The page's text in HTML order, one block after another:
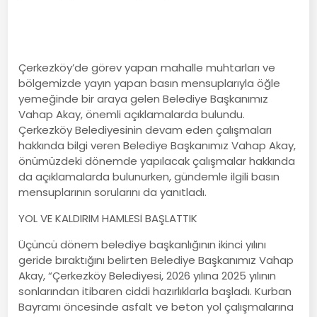
Çerkezköy’de görev yapan mahalle muhtarları ve
bölgemizde yayın yapan basın mensuplarıyla öğle
yemeğinde bir araya gelen Belediye Başkanımız
Vahap Akay, önemli açıklamalarda bulundu.
Çerkezköy Belediyesinin devam eden çalışmaları
hakkında bilgi veren Belediye Başkanımız Vahap Akay,
önümüzdeki dönemde yapılacak çalışmalar hakkında
da açıklamalarda bulunurken, gündemle ilgili basın
mensuplarının sorularını da yanıtladı.
YOL VE KALDIRIM HAMLESİ BAŞLATTIK
Üçüncü dönem belediye başkanlığının ikinci yılını
geride bıraktığını belirten Belediye Başkanımız Vahap
Akay, “Çerkezköy Belediyesi, 2026 yılına 2025 yılının
sonlarından itibaren ciddi hazırlıklarla başladı. Kurban
Bayramı öncesinde asfalt ve beton yol çalışmalarına